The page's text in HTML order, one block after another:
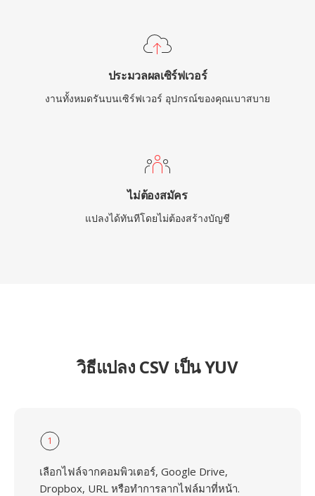
ประมวลผลเซิร์ฟเวอร์
งานทั้งหมดรันบนเซิร์ฟเวอร์ อุปกรณ์ของคุณเบาสบาย
ไม่ต้องสมัคร
แปลงได้ทันทีโดยไม่ต้องสร้างบัญชี
วิธีแปลง CSV เป็น YUV
1
เลือกไฟล์จากคอมพิวเตอร์, Google Drive,
Dropbox, URL หรือทำการลากไฟล์มาที่หน้า.